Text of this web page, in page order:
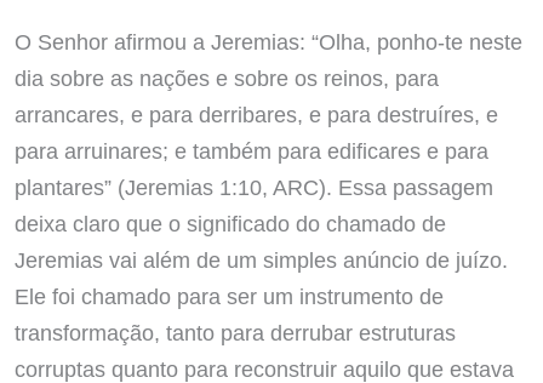
O Senhor afirmou a Jeremias: “Olha, ponho-te neste
dia sobre as nações e sobre os reinos, para
arrancares, e para derribares, e para destruíres, e
para arruinares; e também para edificares e para
plantares” (Jeremias 1:10, ARC). Essa passagem
deixa claro que o significado do chamado de
Jeremias vai além de um simples anúncio de juízo.
Ele foi chamado para ser um instrumento de
transformação, tanto para derrubar estruturas
corruptas quanto para reconstruir aquilo que estava